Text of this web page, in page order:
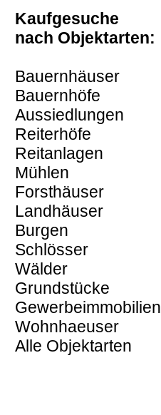
Kaufgesuche
nach Objektarten:
Bauernhäuser
Bauernhöfe
Aussiedlungen
Reiterhöfe
Reitanlagen
Mühlen
Forsthäuser
Landhäuser
Burgen
Schlösser
Wälder
Grundstücke
Gewerbeimmobilien
Wohnhaeuser
Alle Objektarten